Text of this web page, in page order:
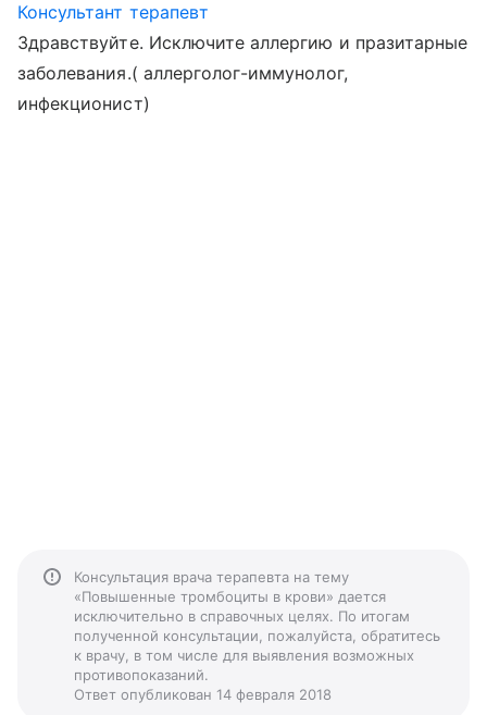
Консультант терапевт
Здравствуйте. Исключите аллергию и празитарные
заболевания.( аллерголог-иммунолог,
инфекционист)
Консультация врача терапевта на тему
«Повышенные тромбоциты в крови» дается
исключительно в справочных целях. По итогам
полученной консультации, пожалуйста, обратитесь
к врачу, в том числе для выявления возможных
противопоказаний.
Ответ опубликован 14 февраля 2018